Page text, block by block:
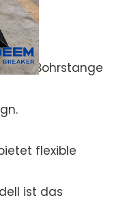
der Bohrstange
flexible
ist das